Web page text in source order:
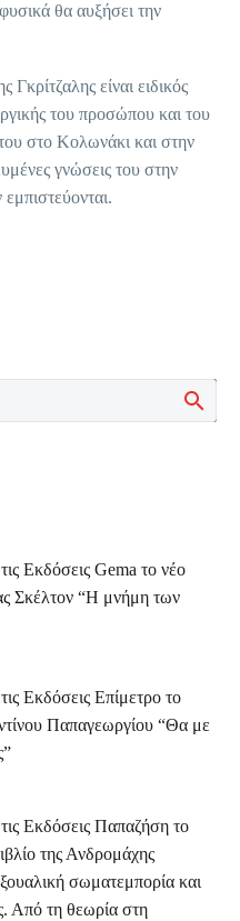
θα αυξήσει την
είναι ειδικός
του προσώπου και του
στο Κολωνάκι και στην
γνώσεις του στην
Εκδόσεις Gema το νέο
Σκέλτον “Η μνήμη των
Εκδόσεις Επίμετρο το
Παπαγεωργίου “Θα με
Εκδόσεις Παπαζήση το
της Ανδρομάχης
σωματεμπορία και
Από τη θεωρία στη